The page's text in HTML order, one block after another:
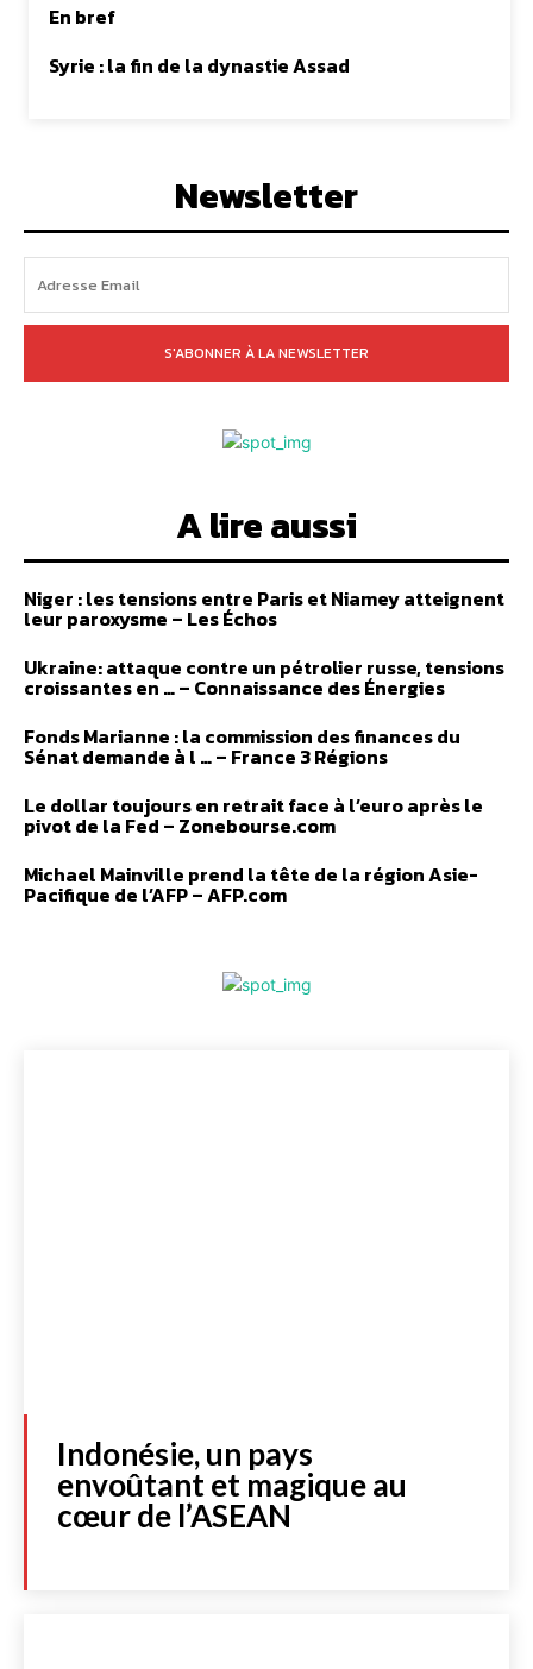
En bref
Syrie : la fin de la dynastie Assad
Newsletter
S'ABONNER À LA NEWSLETTER
A lire aussi
Niger : les tensions entre Paris et Niamey atteignent
leur paroxysme – Les Échos
Ukraine: attaque contre un pétrolier russe, tensions
croissantes en … – Connaissance des Énergies
Fonds Marianne : la commission des finances du
Sénat demande à l … – France 3 Régions
Le dollar toujours en retrait face à l’euro après le
pivot de la Fed – Zonebourse.com
Michael Mainville prend la tête de la région Asie-
Pacifique de l’AFP – AFP.com
Indonésie, un pays
envoûtant et magique au
cœur de l’ASEAN